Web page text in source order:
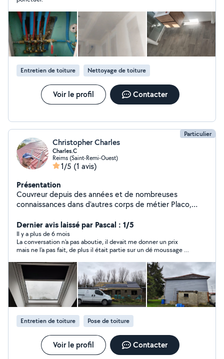
Entretien de toiture Nettoyage de toiture
Voir le profil Contacter
Particulier
Christopher Charles
Charles.C
Reims (Saint-Remi-Ouest)
1/5 (1 avis)
Présentation
Couvreur depuis des années et de nombreuses
connaissances dans d'autres corps de métier Placo,
Nettoyage façade, Lavage de vitre N'hésitez pas à me
contacter
Dernier avis laissé par Pascal : 1/5
Il y a plus de 6 mois
La conversation n'a pas aboutie, il devait me donner un prix
mais ne l'a pas fait, de plus il était partie sur un dé moussage de
fait le vendredi nous somme dimanche je n'ai toujours rien eu !
Entretien de toiture Pose de toiture
Voir le profil Contacter